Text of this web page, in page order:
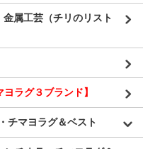
金属工芸（チリのリスト
ラグ３ブランド】
チマヨラグ＆ベスト